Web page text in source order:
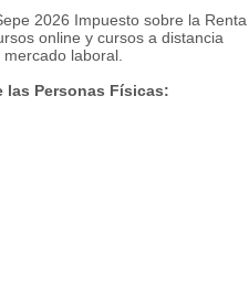
2026 Impuesto sobre la Renta
online y cursos a distancia
laboral.
las Personas Físicas: